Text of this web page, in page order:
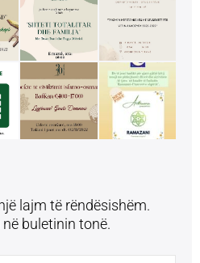
lajm të rëndësishëm.
buletinin tonë.